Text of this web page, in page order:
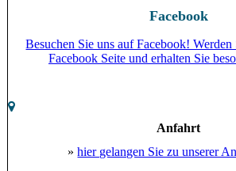
Facebook
Besuchen Sie uns auf Facebook! Werden
Facebook Seite und erhalten Sie
Anfahrt
»hier gelangen Sie zu unserer